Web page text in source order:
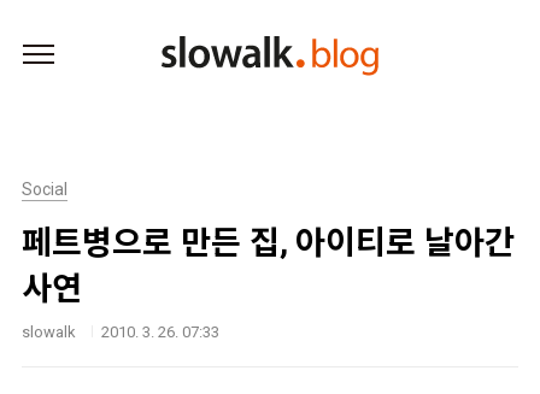
Social
페트병으로 만든 집, 아이티로 날아간
사연
slowalk 2010. 3. 26. 07:33